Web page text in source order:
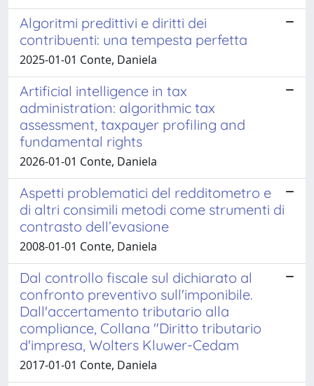
Algoritmi predittivi e diritti dei
contribuenti: una tempesta perfetta
2025-01-01 Conte, Daniela
Artificial intelligence in tax
administration: algorithmic tax
assessment, taxpayer profiling and
fundamental rights
2026-01-01 Conte, Daniela
Aspetti problematici del redditometro e
di altri consimili metodi come strumenti di
contrasto dell’evasione
2008-01-01 Conte, Daniela
Dal controllo fiscale sul dichiarato al
confronto preventivo sull'imponibile.
Dall'accertamento tributario alla
compliance, Collana "Diritto tributario
d'impresa, Wolters Kluwer-Cedam
2017-01-01 Conte, Daniela